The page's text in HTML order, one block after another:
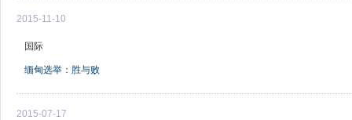
2015-11-10
国际
缅甸选举：胜与败
2015-07-17